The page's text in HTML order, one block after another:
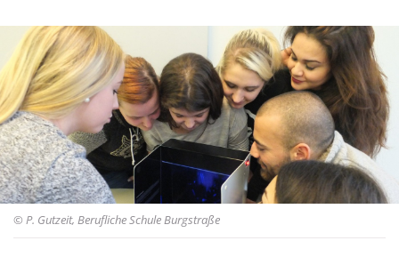
© P. Gutzeit, Berufliche Schule Burgstraße